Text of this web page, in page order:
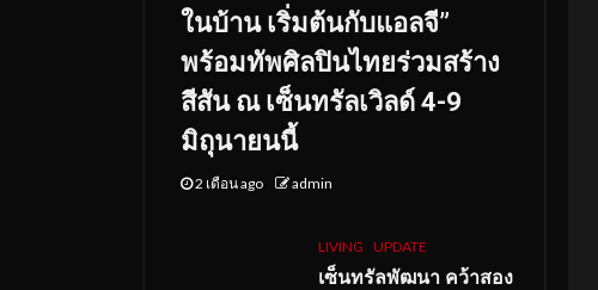
ในบ้าน เริ่มต้นกับแอลจี”
พร้อมทัพศิลปินไทยร่วมสร้าง
สีสัน ณ เซ็นทรัลเวิลด์ 4-9
มิถุนายนนี้
2 เดือน ago admin
LIVING UPDATE
เซ็นทรัลพัฒนา คว้าสอง